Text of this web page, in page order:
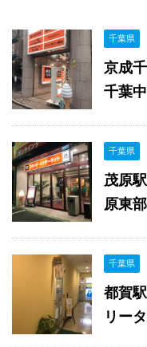
千葉県
京成
千葉
千葉県
茂原
原東
千葉県
都賀
リー